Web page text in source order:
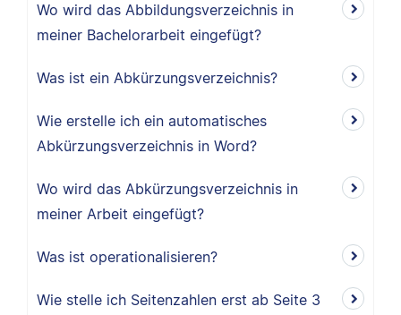
Wo wird das Abbildungsverzeichnis in
meiner Bachelorarbeit eingefügt?
Was ist ein Abkürzungsverzeichnis?
Wie erstelle ich ein automatisches
Abkürzungsverzeichnis in Word?
Wo wird das Abkürzungsverzeichnis in
meiner Arbeit eingefügt?
Was ist operationalisieren?
Wie stelle ich Seitenzahlen erst ab Seite 3